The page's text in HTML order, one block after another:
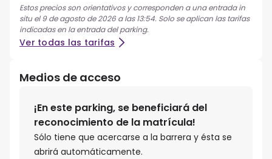
Estos precios son orientativos y corresponden a una entrada in
situ el 9 de agosto de 2026 a las 13:54. Solo se aplican las tarifas
indicadas en la entrada del parking.
Ver todas las tarifas
Medios de acceso
¡En este parking, se beneficiará del
reconocimiento de la matrícula!
Sólo tiene que acercarse a la barrera y ésta se
abrirá automáticamente.